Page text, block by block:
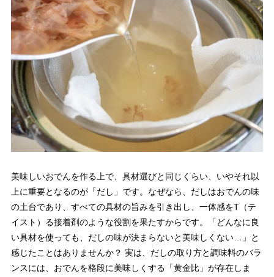
美味しいおでんを作る上で、具材選びと同じくらい、いやそれ以
上に重要となるのが「だし」です。なぜなら、だしはおでんの味
の土台であり、すべての具材の旨みを引き出し、一体感をT（テ
イスト）る接着剤のような役割を果たすからです。「どんなに良
い具材を使っても、だしの味が決まらないと美味しくない…」と
感じたことはありませんか？ 実は、だしの取り方と調味料のバラ
ンスには、おでんを格段に美味しくする「黄金比」が存在しま